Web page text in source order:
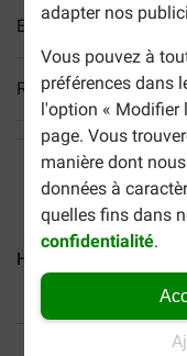
adapter nos
Vous pouvez à
préférences dans
l'option « Modifier
page. Vous
manière dont
données à
quelles fins dans
confidentialité.
En savoir plus
Reviews
Hill's Mature Adult
40% moins cher